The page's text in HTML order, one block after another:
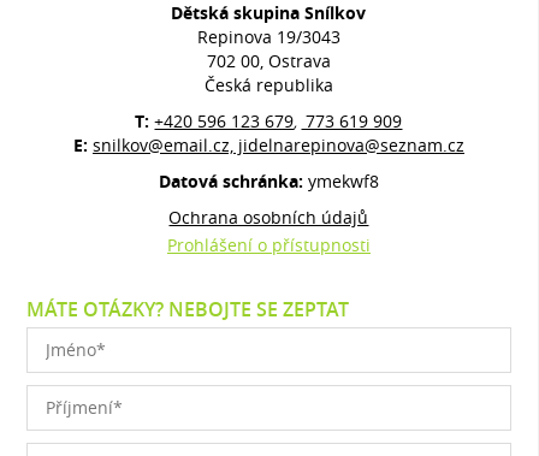
Dětská skupina Snílkov
Repinova 19/3043
702 00, Ostrava
Česká republika
T:+420 596 123 679, 773 619 909
E: snilkov@email.cz, jidelnarepinova@seznam.cz
Datová schránka: ymekwf8
Ochrana osobních údajů
Prohlášení o přístupnosti
MÁTE OTÁZKY? NEBOJTE SE ZEPTAT